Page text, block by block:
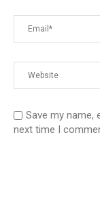
Save my name,
next time I